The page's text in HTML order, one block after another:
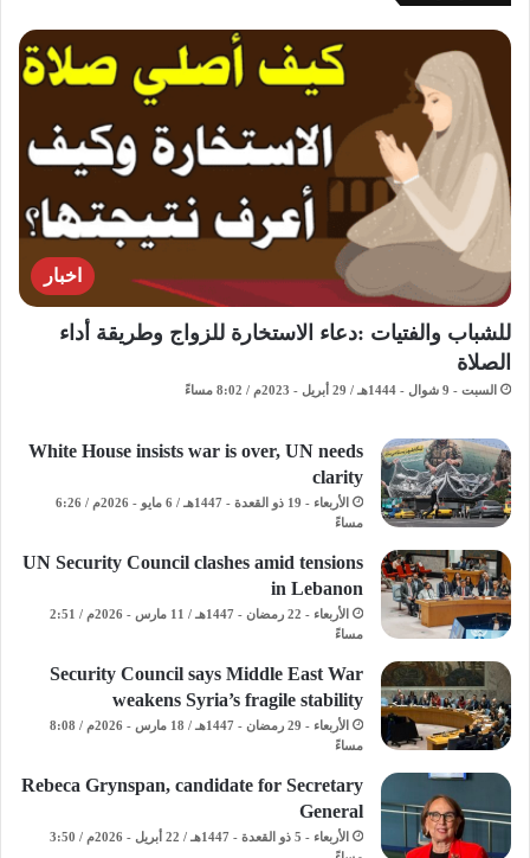
اخبار
للشباب والفتيات :دعاء الاستخارة للزواج وطريقة أداء
الصلاة
السبت - 9 شوال - 1444هـ / 29 أبريل - 2023م / 8:02 مساءً
White House insists war is over, UN needs
clarity
الأربعاء - 19 ذو القعدة - 1447هـ / 6 مايو - 2026م / 6:26
مساءً
UN Security Council clashes amid tensions
in Lebanon
الأربعاء - 22 رمضان - 1447هـ / 11 مارس - 2026م / 2:51
مساءً
Security Council says Middle East War
weakens Syria’s fragile stability
الأربعاء - 29 رمضان - 1447هـ / 18 مارس - 2026م / 8:08
مساءً
Rebeca Grynspan, candidate for Secretary
General
الأربعاء - 5 ذو القعدة - 1447هـ / 22 أبريل - 2026م / 3:50